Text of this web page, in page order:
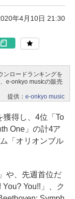
年4月10日 21:30
ンロードランキングを
e-onkyo musicの販売
提供：e-onkyo music
獲得し、4位「To
One」の計4ア
「オリオンブル
や、先週首位だ
You!!」、ク